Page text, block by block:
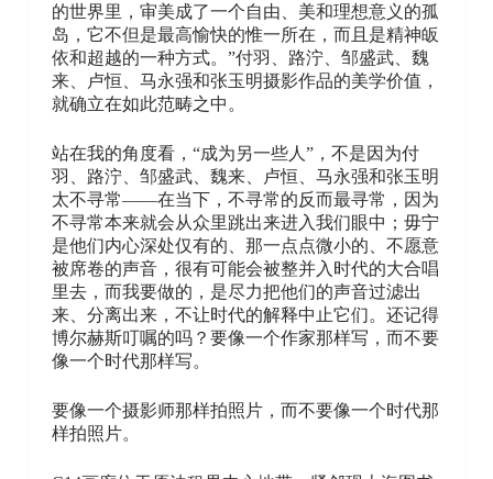
的世界里，审美成了一个自由、美和理想意义的孤
岛，它不但是最高愉快的惟一所在，而且是精神皈
依和超越的一种方式。”付羽、路泞、邹盛武、魏
来、卢恒、马永强和张玉明摄影作品的美学价值，
就确立在如此范畴之中。
站在我的角度看，“成为另一些人”，不是因为付
羽、路泞、邹盛武、魏来、卢恒、马永强和张玉明
太不寻常——在当下，不寻常的反而最寻常，因为
不寻常本来就会从众里跳出来进入我们眼中；毋宁
是他们内心深处仅有的、那一点点微小的、不愿意
被席卷的声音，很有可能会被整并入时代的大合唱
里去，而我要做的，是尽力把他们的声音过滤出
来、分离出来，不让时代的解释中止它们。还记得
博尔赫斯叮嘱的吗？要像一个作家那样写，而不要
像一个时代那样写。
要像一个摄影师那样拍照片，而不要像一个时代那
样拍照片。